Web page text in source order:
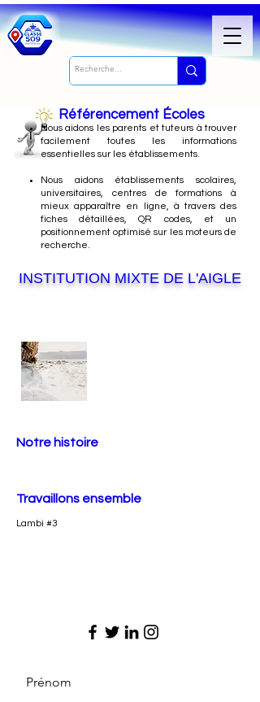
Référencement Écoles
Nousaidons les parents et tuteurs à trouver
facilement toutes les informations
essentielles sur les établissements.
Nous aidons établissements scolaires,
universitaires, centres de formations à
mieux apparaître en ligne, à travers des
fiches détaillées, QR codes, et un
positionnement optimisé sur les moteurs de
recherche.
INSTITUTION MIXTE DE L'AIGLE
Notre histoire
Travaillons ensemble
Lambi #3
Prénom